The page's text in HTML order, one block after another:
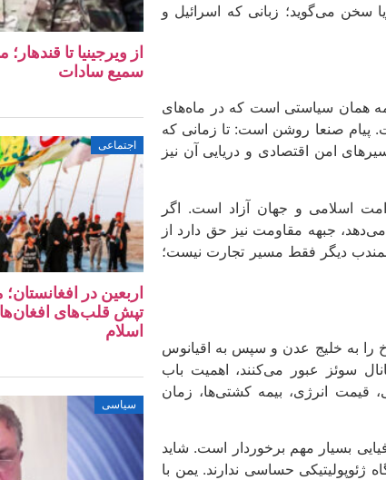
سخن می‌گوید؛ زبانی که اسرائیل و
همان سیاستی است که در ماه‌های
پیام صنعا روشن است: تا زمانی که
امن اقتصادی و دریایی آن نیز
اسلامی و جهان آزاد است. اگر
جبهه مقاومت نیز حق دارد از
دیگر فقط مسیر تجارت نیست؛
را به خلیج عدن و سپس به اقیانوس
سوئز عبور می‌کنند، اهمیت باب‌
قیمت انرژی، بیمه کشتی‌ها، زمان
بسیار مهم برخوردار است. شاید
ژئوپولیتیکی حساسی ندارند. یمن با
از ویرجینیا تا
سمیع سادات
اجتماعی
اربعین در
تپش‌ قلب‌های
اسلام
سیاسی